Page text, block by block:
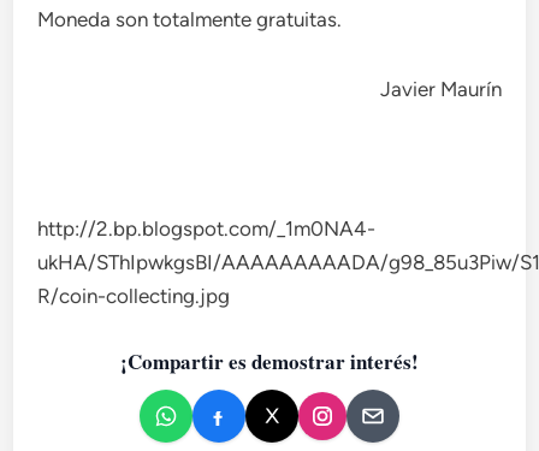
Moneda son totalmente gratuitas.
Javier Maurín
http://2.bp.blogspot.com/_1m0NA4-
ukHA/SThIpwkgsBI/AAAAAAAAADA/g98_85u3Piw/
R/coin-collecting.jpg
¡Compartir es demostrar interés!